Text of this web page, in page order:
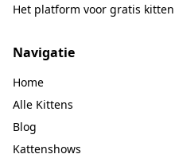
Het platform voor gratis
Navigatie
Home
Alle Kittens
Blog
Kattenshows